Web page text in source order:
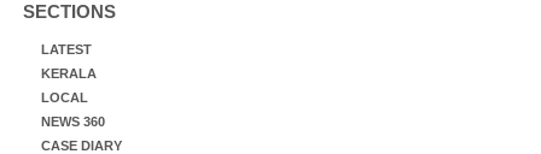
SECTIONS
LATEST
KERALA
LOCAL
NEWS 360
CASE DIARY